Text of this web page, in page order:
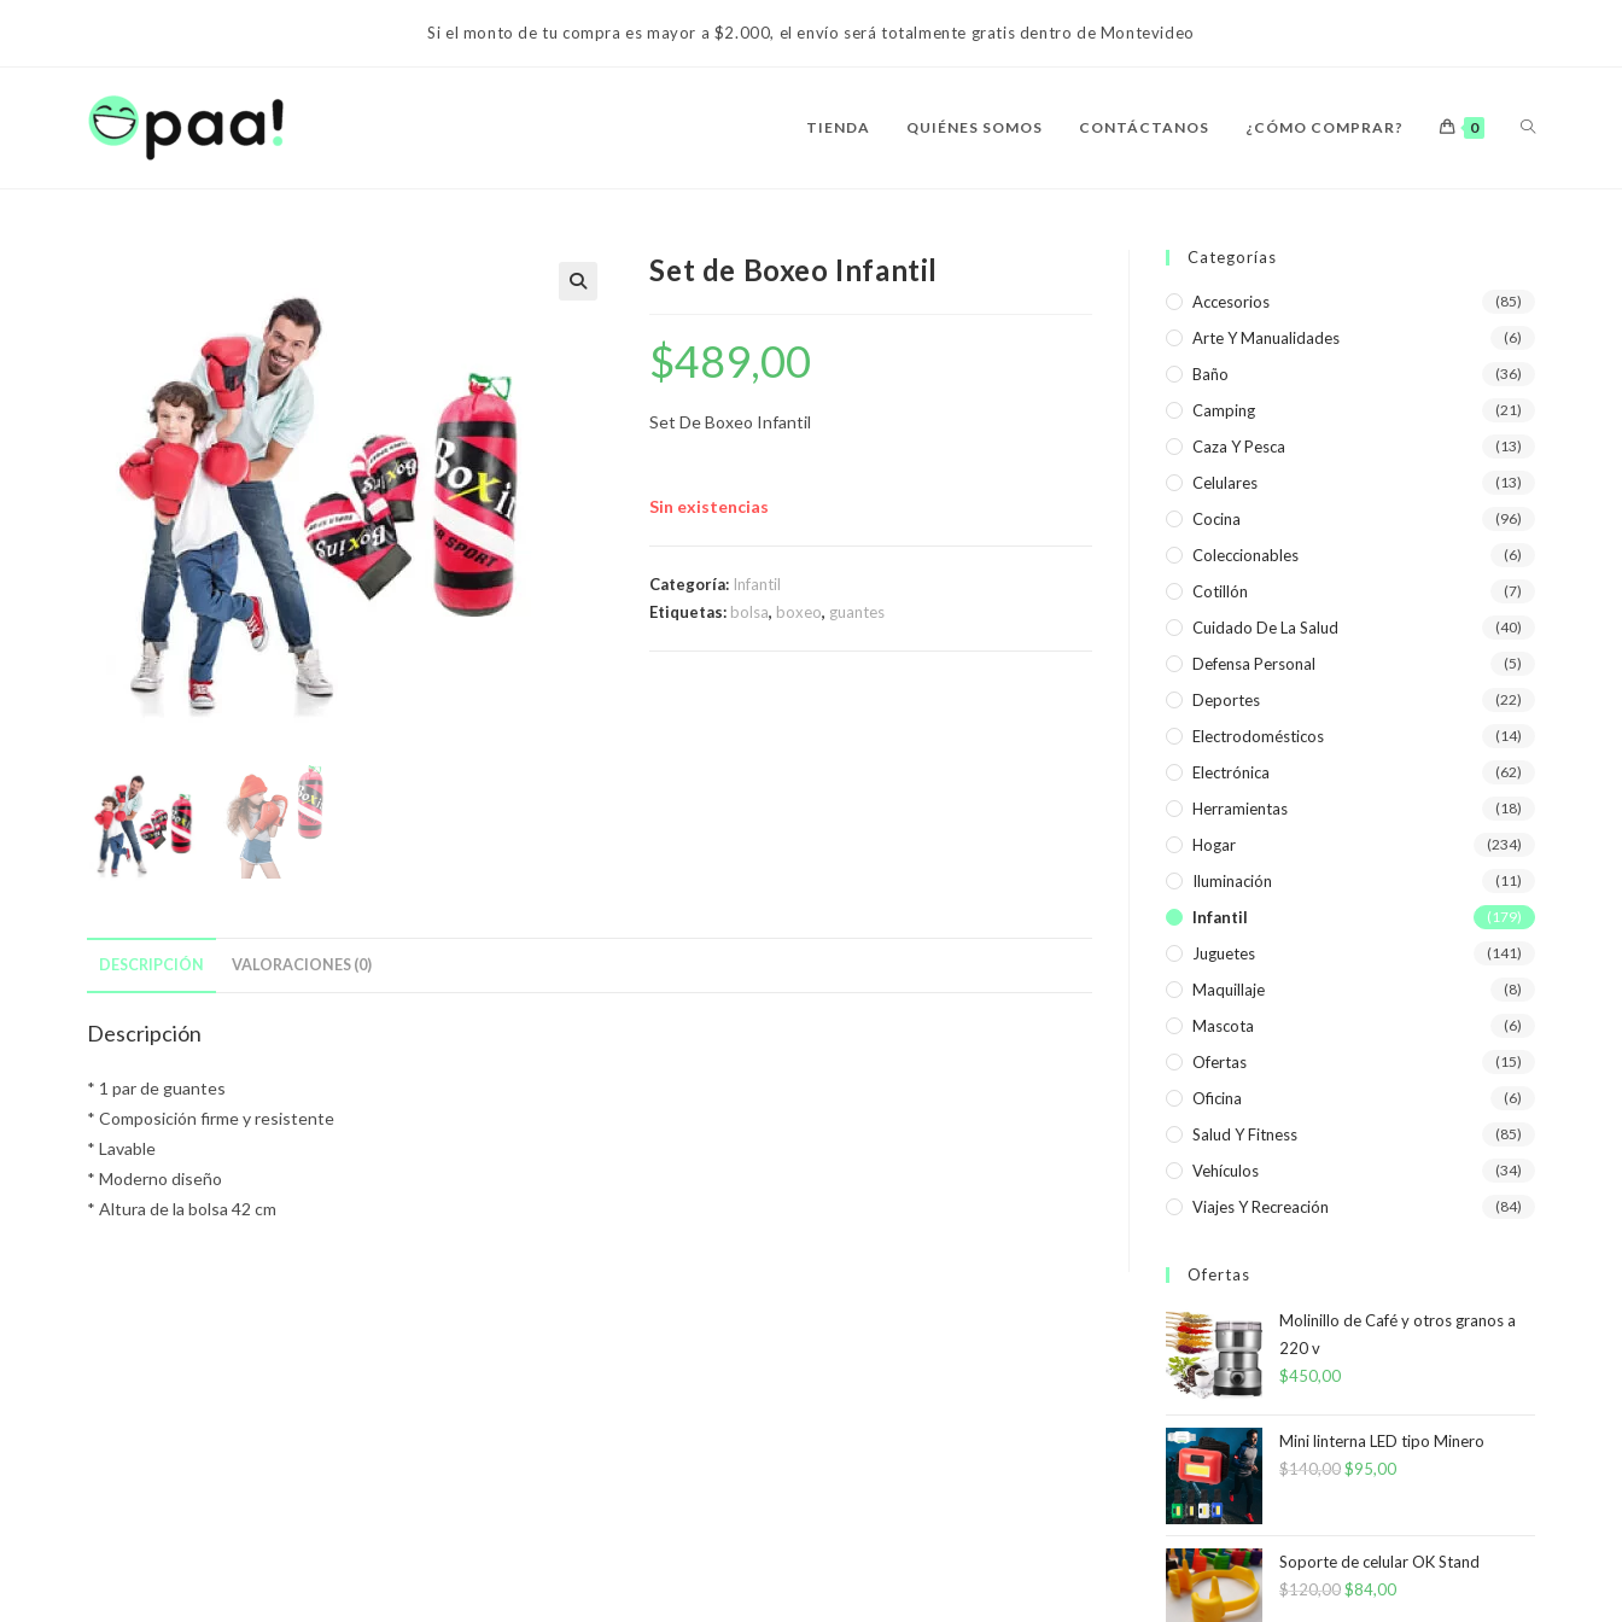
Si el monto de tu compra es mayor a $2.000, el envío será totalmente gratis dentro de Montevideo
TIENDA QUIÉNES SOMOS CONTÁCTANOS ¿CÓMO COMPRAR? 0 ALTERNAR
DE
LA
Set de Boxeo Infantil
$489,00
Set De Boxeo Infantil
Sin existencias
Categoría: Infantil
Etiquetas: bolsa, boxeo, guantes
DESCRIPCIÓN VALORACIONES (0)
Descripción
* 1 par de guantes
* Composición firme y resistente
* Lavable
* Moderno diseño
* Altura de la bolsa 42 cm
Categorías
Accesorios (85)
Arte Y Manualidades (6)
Baño (36)
Camping (21)
Caza Y Pesca (13)
Celulares (13)
Cocina (96)
Coleccionables (6)
Cotillón (7)
Cuidado De La Salud (40)
Defensa Personal (5)
Deportes (22)
Electrodomésticos (14)
Electrónica (62)
Herramientas (18)
Hogar (234)
Iluminación (11)
Infantil (179)
Juguetes (141)
Maquillaje (8)
Mascota (6)
Ofertas (15)
Oficina (6)
Salud Y Fitness (85)
Vehículos (34)
Viajes Y Recreación (84)
Ofertas
Molinillo de Café y otros granos a
220 v
$450,00
Mini linterna LED tipo Minero
$140,00El
era:
$140,00.
$95,00El
es:
$95,00.
Soporte de celular OK Stand
$120,00El
$84,00El